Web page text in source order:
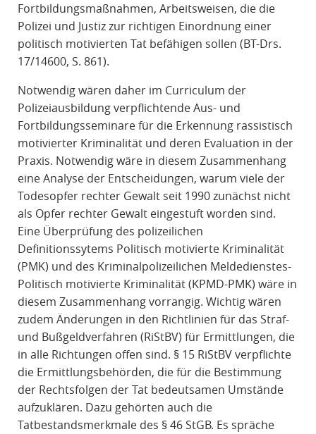
Fortbildungsmaßnahmen, Arbeitsweisen, die die
Polizei und Justiz zur richtigen Einordnung einer
politisch motivierten Tat befähigen sollen (BT-Drs.
17/14600, S. 861).
Notwendig wären daher im Curriculum der
Polizeiausbildung verpflichtende Aus- und
Fortbildungsseminare für die Erkennung rassistisch
motivierter Kriminalität und deren Evaluation in der
Praxis. Notwendig wäre in diesem Zusammenhang
eine Analyse der Entscheidungen, warum viele der
Todesopfer rechter Gewalt seit 1990 zunächst nicht
als Opfer rechter Gewalt eingestuft worden sind.
Eine Überprüfung des polizeilichen
Definitionssytems Politisch motivierte Kriminalität
(PMK) und des Kriminalpolizeilichen Meldedienstes-
Politisch motivierte Kriminalität (KPMD-PMK) wäre in
diesem Zusammenhang vorrangig. Wichtig wären
zudem Änderungen in den Richtlinien für das Straf-
und Bußgeldverfahren (RiStBV) für Ermittlungen, die
in alle Richtungen offen sind. § 15 RiStBV verpflichte
die Ermittlungsbehörden, die für die Bestimmung
der Rechtsfolgen der Tat bedeutsamen Umstände
aufzuklären. Dazu gehörten auch die
Tatbestandsmerkmale des § 46 StGB. Es spräche